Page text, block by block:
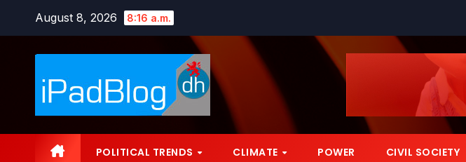
springen
August 8, 2026 8:16 a.m.
POLITICAL TRENDS CLIMATE POWER CIVIL SOCIETY